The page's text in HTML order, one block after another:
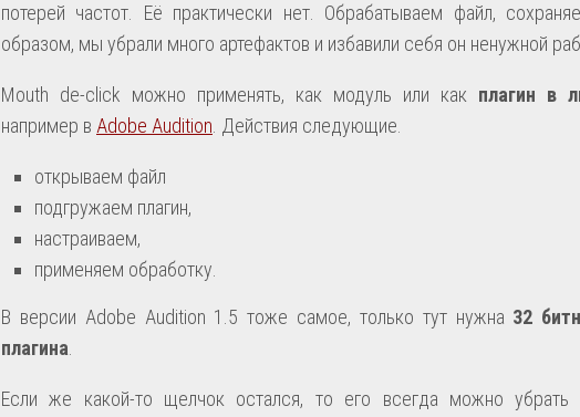
потерей частот. Её практически нет. Обрабатываем файл,
образом, мы убрали много артефактов и избавили себя он ненужной
Mouth de-click можно применять, как модуль или как плагин в
например в Adobe Audition . Действия следующие.
oткрываем файл
подгружаем плагин,
настраиваем,
применяем обработку.
В версии Adobe Audition 1.5 тоже самое, только тут нужна 32
плагина
Если же какой-то щелчок остался, то его всегда можно убрать